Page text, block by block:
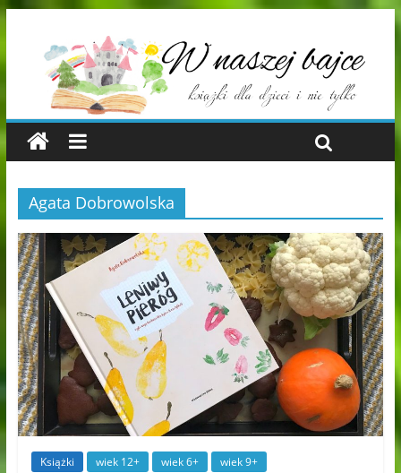
Agata Dobrowolska
Książki wiek 12+ wiek 6+ wiek 9+